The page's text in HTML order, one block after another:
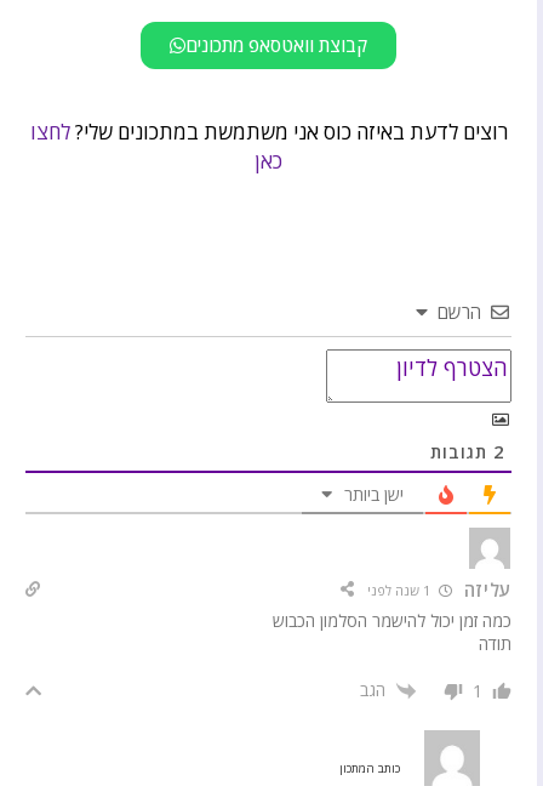
קבוצת וואטסאפ מתכונים
רוצים לדעת באיזה כוס אני משתמשת במתכונים שלי?לחצו
כאן
הרשם
2 תגובות
ישן ביותר
עליזה
כמה זמן יכול להישמר הסלמון הכבוש
תודה
1 הגב
כותב המתכון